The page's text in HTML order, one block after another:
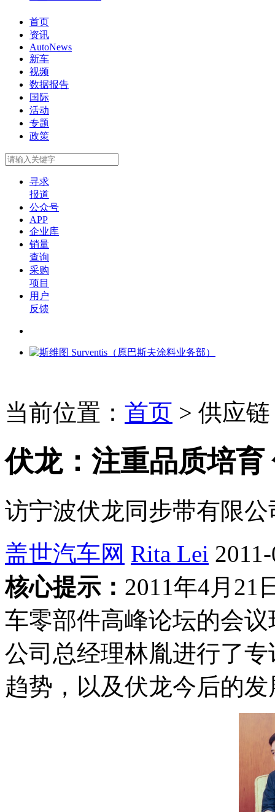
首页
资讯
AutoNews
新车
视频
数据报告
国际
活动
专题
政策
寻求
报道
公众号
APP
企业库
销量
查询
采购
项目
用户
反馈
当前位置： 首页 > 供应链
伏龙：注重品质培
访宁波伏龙同步带有限
盖世汽车网 Rita Lei
核心提示： 2011年4月21
车零部件高峰论坛的会
公司总经理林胤进行了
趋势，以及伏龙今后的